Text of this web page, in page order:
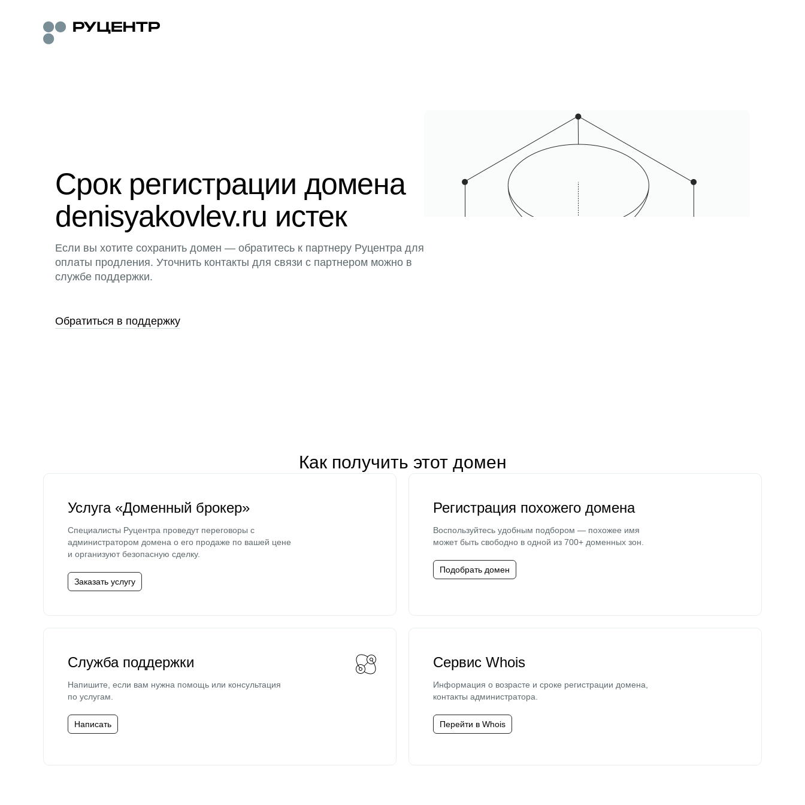
Срок регистрации домена
denisyakovlev.ru истек
Если вы хотите сохранить домен — обратитесь к партнеру Руцентра для
оплаты продления. Уточнить контакты для связи с партнером можно в
службе поддержки.
Обратиться в поддержку
Как получить этот домен
Услуга «Доменный брокер»
Специалисты Руцентра проведут переговоры с
администратором домена о его продаже по вашей цене
и организуют безопасную сделку.
Заказать услугу
Регистрация похожего домена
Воспользуйтесь удобным подбором — похожее имя
может быть свободно в одной из 700+ доменных зон.
Подобрать домен
Служба поддержки
Напишите, если вам нужна помощь или консультация
по услугам.
Написать
Сервис Whois
Информация о возрасте и сроке регистрации домена,
контакты администратора.
Перейти в Whois